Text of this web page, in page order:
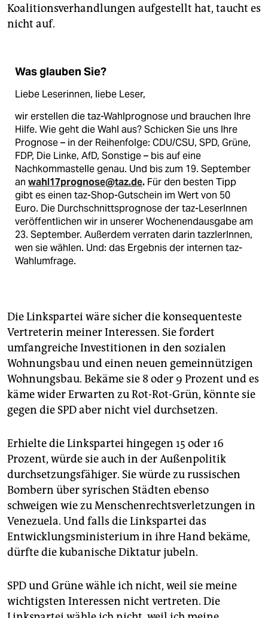
Koalitionsverhandlungen aufgestellt hat, taucht es
nicht auf.
Was glauben Sie?
Liebe Leserinnen, liebe Leser,
wir erstellen die taz-Wahlprognose und brauchen Ihre
Hilfe. Wie geht die Wahl aus? Schicken Sie uns Ihre
Prognose – in der Reihenfolge: CDU/CSU, SPD, Grüne,
FDP, Die Linke, AfD, Sonstige – bis auf eine
Nachkomma­stelle genau. Und bis zum 19. September
an wahl17prognose@taz.de. Für den besten Tipp
gibt es einen taz-Shop-Gutschein im Wert von 50
Euro. Die Durchschnittsprognose der taz-LeserInnen
veröffentlichen wir in unserer Wochenendausgabe am
23. September. Außerdem verraten darin tazzlerInnen,
wen sie wählen. Und: das Ergebnis der internen taz-
Wahlumfrage.
Die Linkspartei wäre sicher die konsequenteste
Vertreterin meiner Interessen. Sie fordert
umfangreiche Investitionen in den sozialen
Wohnungsbau und einen neuen gemeinnützigen
Wohnungsbau. Bekäme sie 8 oder 9 Prozent und es
käme wider Erwarten zu Rot-Rot-Grün, könnte sie
gegen die SPD aber nicht viel durchsetzen.
Erhielte die Linkspartei hingegen 15 oder 16
Prozent, würde sie auch in der Außenpolitik
durchsetzungsfähiger. Sie würde zu russischen
Bombern über syrischen Städten ebenso
schweigen wie zu Menschenrechtsverletzungen in
Venezuela. Und falls die Linkspartei das
Entwicklungsministerium in ihre Hand bekäme,
dürfte die kubanische Diktatur jubeln.
SPD und Grüne wähle ich nicht, weil sie meine
wichtigsten Interessen nicht vertreten. Die